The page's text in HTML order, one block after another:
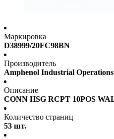
Маркировка
D38999/20FC98BN
Производитель
Amphenol Industrial Operations
Описание
CONN HSG RCPT 10POS
Количество страниц
53 шт.